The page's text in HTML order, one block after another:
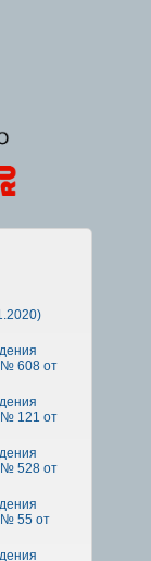
№ 608 от
№ 121 от
№ 528 от
№ 55 от